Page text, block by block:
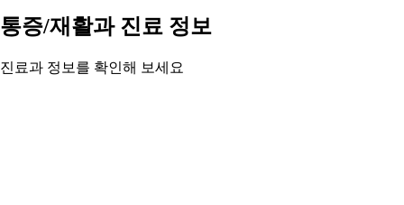
통증/재활과 진료 정보
진료과 정보를 확인해 보세요